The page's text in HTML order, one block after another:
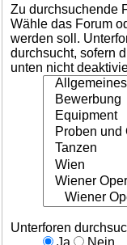
Zu durchsuchende
Wähle das Forum
werden soll.
durchsucht, sofern
unten nicht
Unterforen